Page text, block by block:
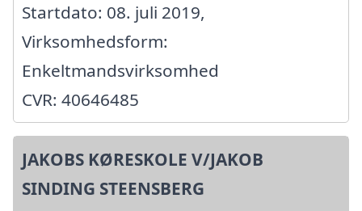
Startdato: 08. juli 2019,
Virksomhedsform:
Enkeltmandsvirksomhed
CVR: 40646485
JAKOBS KØRESKOLE V/JAKOB
SINDING STEENSBERG